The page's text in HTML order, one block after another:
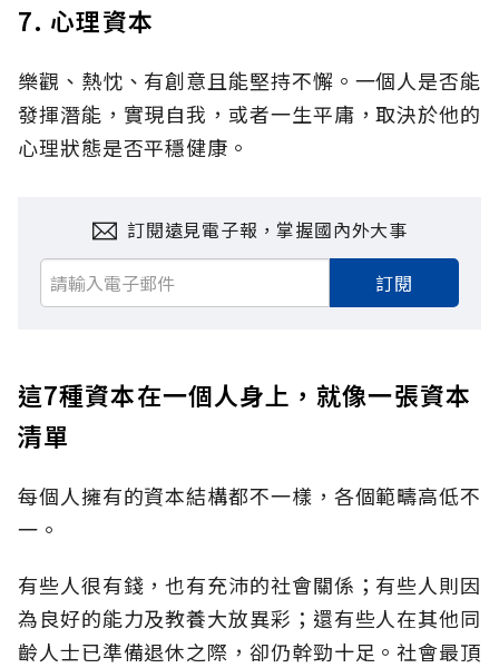
7. 心理資本
樂觀、熱忱、有創意且能堅持不懈。一個人是否能
發揮潛能，實現自我，或者一生平庸，取決於他的
心理狀態是否平穩健康。
訂閱遠見電子報，掌握國內外大事
訂閱
這7種資本在一個人身上，就像一張資本
清單
每個人擁有的資本結構都不一樣，各個範疇高低不
一。
有些人很有錢，也有充沛的社會關係；有些人則因
為良好的能力及教養大放異彩；還有些人在其他同
齡人士已準備退休之際，卻仍幹勁十足。社會最頂